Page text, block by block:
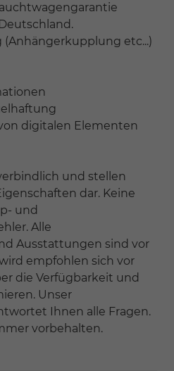
etc...)
digitalen Elementen
und stellen
dar. Keine
und
Alle
Ausstattungen sind vor
empfohlen sich vor
die Verfügbarkeit und
Unser
Ihnen alle Fragen.
vorbehalten.